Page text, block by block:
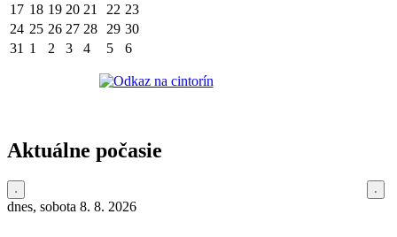
17 18 19 20 21 22 23
24 25 26 27 28 29 30
31 1 2 3 4 5 6
Aktuálne počasie
dnes, sobota 8. 8. 2026